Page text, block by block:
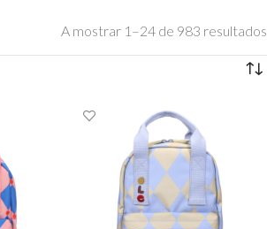
A mostrar 1–24 de 983 resultados